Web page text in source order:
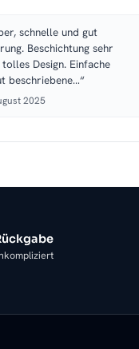
schnelle und gut
Beschichtung sehr
Design. Einfache
beschriebene…“
2025